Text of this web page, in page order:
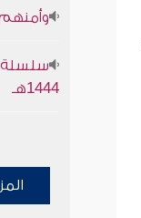
سلسلة
1444هـ